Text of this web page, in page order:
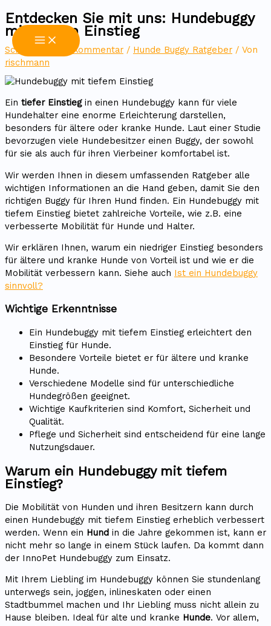
Zum
Inhalt
springen
Entdecken Sie mit uns: Hundebuggy
mit tiefem Einstieg
Schreibe einen Kommentar / Hunde Buggy Ratgeber / Von
rischmann
Ein tiefer Einstiegin einen Hundebuggy kann für viele
Hundehalter eine enorme Erleichterung darstellen,
besonders für ältere oder kranke Hunde. Laut einer Studie
bevorzugen viele Hundebesitzer einen Buggy, der sowohl
für sie als auch für ihren Vierbeiner komfortabel ist.
Wir werden Ihnen in diesem umfassenden Ratgeber alle
wichtigen Informationen an die Hand geben, damit Sie den
richtigen Buggy für Ihren Hund finden. Ein Hundebuggy mit
tiefem Einstieg bietet zahlreiche Vorteile, wie z.B. eine
verbesserte Mobilität für Hunde und Halter.
Wir erklären Ihnen, warum ein niedriger Einstieg besonders
für ältere und kranke Hunde von Vorteil ist und wie er die
Mobilität verbessern kann. Siehe auch Ist ein Hundebuggy
sinnvoll?
Wichtige Erkenntnisse
Ein Hundebuggy mit tiefem Einstieg erleichtert den
Einstieg für Hunde.
Besondere Vorteile bietet er für ältere und kranke
Hunde.
Verschiedene Modelle sind für unterschiedliche
Hundegrößen geeignet.
Wichtige Kaufkriterien sind Komfort, Sicherheit und
Qualität.
Pflege und Sicherheit sind entscheidend für eine lange
Nutzungsdauer.
Warum ein Hundebuggy mit tiefem
Einstieg?
Die Mobilität von Hunden und ihren Besitzern kann durch
einen Hundebuggy mit tiefem Einstieg erheblich verbessert
werden. Wenn ein Hund in die Jahre gekommen ist, kann er
nicht mehr so lange in einem Stück laufen. Da kommt dann
der InnoPet Hundebuggy zum Einsatz.
Mit Ihrem Liebling im Hundebuggy können Sie stundenlang
unterwegs sein, joggen, inlineskaten oder einen
Stadtbummel machen und Ihr Liebling muss nicht allein zu
Hause bleiben. Ideal für alte und kranke Hunde. Vor allem,